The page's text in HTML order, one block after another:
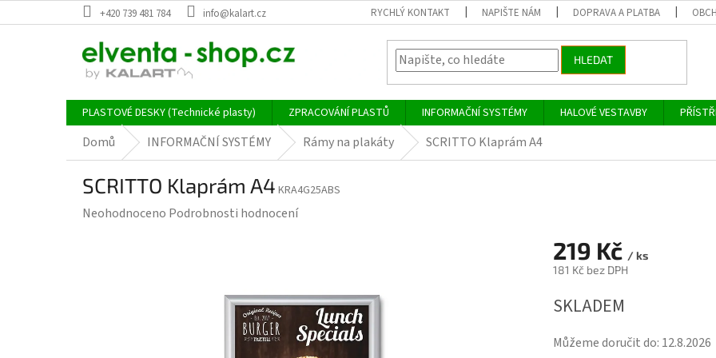
na
+420 739 481 784 info@kalart.cz RYCHLÝ KONTAKT NAPIŠTE NÁM DOPRAVA A PLATBA
HLEDAT
PLASTOVÉ DESKY (Technické plasty) ZPRACOVÁNÍ PLASTŮ INFORMAČNÍ SYSTÉMY HALOVÉ VESTAVBY
Domů INFORMAČNÍ SYSTÉMY Rámy na plakáty SCRITTO Klaprám A4
SCRITTO Klaprám A4 KRA4G25ABS
Průměrné
Neohodnoceno Podrobnosti hodnocení
219 Kč / ks
181 Kč bez DPH
cena:
SKLADEM
Můžeme doručit do: 12.8.2026